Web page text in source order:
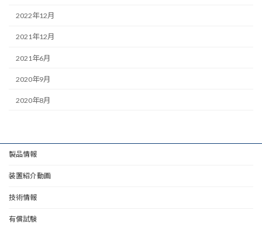
2022年12月
2021年12月
2021年6月
2020年9月
2020年8月
製品情報
装置紹介動画
技術情報
有償試験